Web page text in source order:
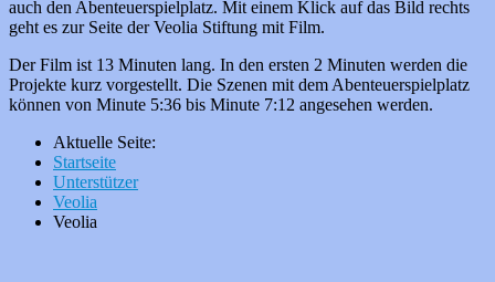
auch den Abenteuerspielplatz. Mit einem Klick auf das Bild rechts
geht es zur Seite der Veolia Stiftung mit Film.
Der Film ist 13 Minuten lang. In den ersten 2 Minuten werden die
Projekte kurz vorgestellt. Die Szenen mit dem Abenteuerspielplatz
können von Minute 5:36 bis Minute 7:12 angesehen werden.
Aktuelle Seite:
Startseite
Unterstützer
Veolia
Veolia